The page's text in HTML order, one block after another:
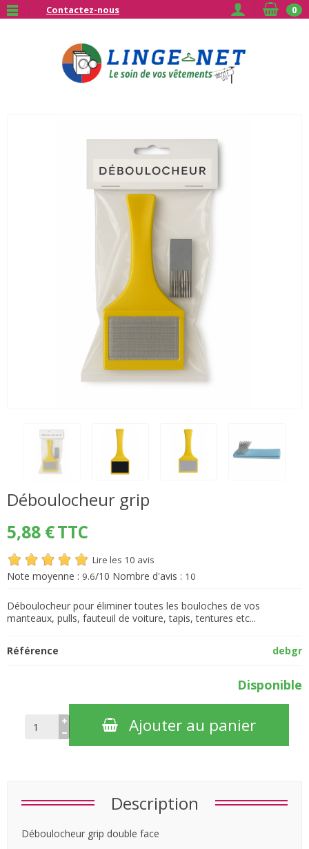
Contactez-nous 0
Déboulocheur grip
5,88 €TTC
Lire les 10 avis
Note moyenne : 9.6/10 Nombre d'avis : 10
Déboulocheur pour éliminer toutes les bouloches de vos
manteaux, pulls, fauteuil de voiture, tapis, tentures etc...
Référence debgr
Disponible
Ajouter au panier
Description
Déboulocheur grip double face